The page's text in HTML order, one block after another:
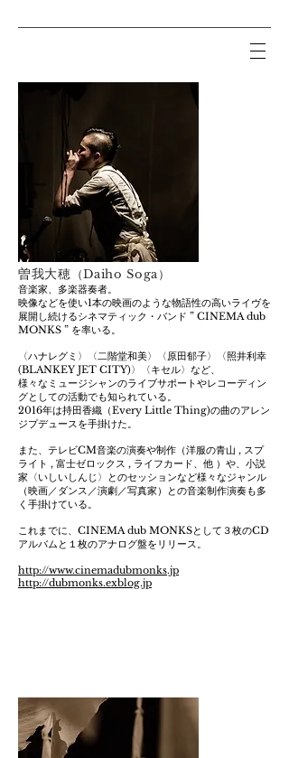
曽我大穂 （Daiho Soga）
音楽家、多楽器奏者。
映像などを使い1本の映画のような物語性の高いライヴを
展開し続けるシネマティック・バンド ” CINEMA dub
MONKS ” を率いる。
〈ハナレグミ〉〈二階堂和美〉〈原田郁子〉〈照井利幸
(BLANKEY JET CITY)〉〈キセル〉など、
様々なミュージシャンのライブサポートやレコーディン
グとしての活動でも知られている。
2016年は持田香織（Every Little Thing)の曲のアレン
ジプデュースを手掛けた。
また、テレビCM音楽の演奏や制作（洋服の青山 , スプ
ライト , 富士ゼロックス , ライフカード、他 ）や、小説
家〈いしいしんじ〉とのセッションなど様々なジャンル
（映画／ダンス／演劇／写真家）との音楽制作演奏も多
く手掛けている。
これまでに、CINEMA dub MONKSとして３枚のCD
アルバムと１枚のアナログ盤をリリース。
http://www.cinemadubmonks.jp
http://dubmonks.exblog.jp